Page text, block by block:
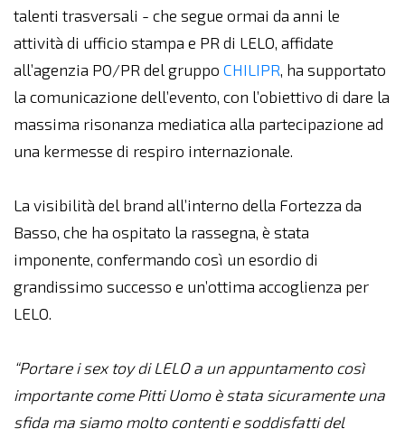
talenti trasversali - che segue ormai da anni le
attività di ufficio stampa e PR di LELO, affidate
all’agenzia PO/PR del gruppo CHILIPR, ha supportato
la comunicazione dell’evento, con l’obiettivo di dare la
massima risonanza mediatica alla partecipazione ad
una kermesse di respiro internazionale.
La visibilità del brand all’interno della Fortezza da
Basso, che ha ospitato la rassegna, è stata
imponente, confermando così un esordio di
grandissimo successo e un’ottima accoglienza per
LELO.
“Portare i sex toy di LELO a un appuntamento così
importante come Pitti Uomo è stata sicuramente una
sfida ma siamo molto contenti e soddisfatti del